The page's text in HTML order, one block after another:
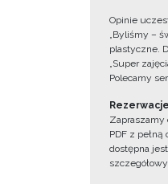
Opinie
„Byliśmy –
plastyczne.
„Super
Polecamy
Zapraszamy
PDF z
dostępna